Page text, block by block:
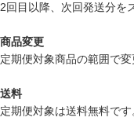
2回目以降、次回発送分を
商品変更
定期便対象商品の範囲で
送料
定期便対象は送料無料です